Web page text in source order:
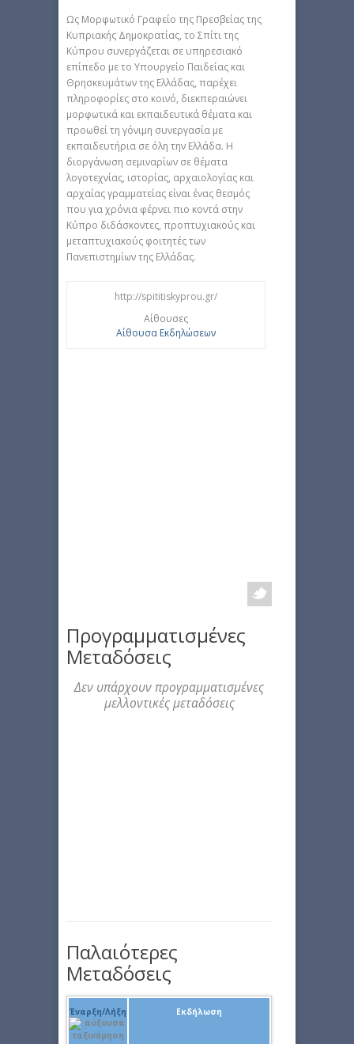
Ως Μορφωτικό Γραφείο της Πρεσβείας της
Κυπριακής Δημοκρατίας, το Σπίτι της
Κύπρου συνεργάζεται σε υπηρεσιακό
επίπεδο με το Υπουργείο Παιδείας και
Θρησκευμάτων της Ελλάδας, παρέχει
πληροφορίες στο κοινό, διεκπεραιώνει
μορφωτικά και εκπαιδευτικά θέματα και
προωθεί τη γόνιμη συνεργασία με
εκπαιδευτήρια σε όλη την Ελλάδα. Η
διοργάνωση σεμιναρίων σε θέματα
λογοτεχνίας, ιστορίας, αρχαιολογίας και
αρχαίας γραμματείας είναι ένας θεσμός
που για χρόνια φέρνει πιο κοντά στην
Κύπρο διδάσκοντες, προπτυχιακούς και
μεταπτυχιακούς φοιτητές των
Πανεπιστημίων της Ελλάδας.
http://spititiskyprou.gr/
Αίθουσες
Αίθουσα Εκδηλώσεων
Προγραμματισμένες
Μεταδόσεις
Δεν υπάρχουν προγραμματισμένες
μελλοντικές μεταδόσεις
Παλαιότερες
Μεταδόσεις
Έναρξη/Λήξη Εκδήλωση